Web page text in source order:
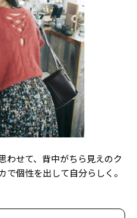
わせて、背中がちら見えのク
で個性を出して自分らしく。